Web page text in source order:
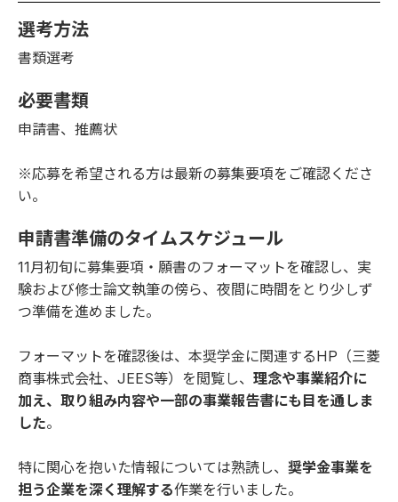
選考方法
書類選考
必要書類
申請書、推薦状
※応募を希望される方は最新の募集要項をご確認くださ
い。
申請書準備のタイムスケジュール
11月初旬に募集要項・願書のフォーマットを確認し、実
験および修士論文執筆の傍ら、夜間に時間をとり少しず
つ準備を進めました。
フォーマットを確認後は、本奨学金に関連するHP（三菱
商事株式会社、JEES等）を閲覧し、 理念や事業紹介に
加え、取り組み内容や一部の事業報告書にも目を通しま
した。
特に関心を抱いた情報については熟読し、 奨学金事業を
担う企業を深く理解する作業を行いました。